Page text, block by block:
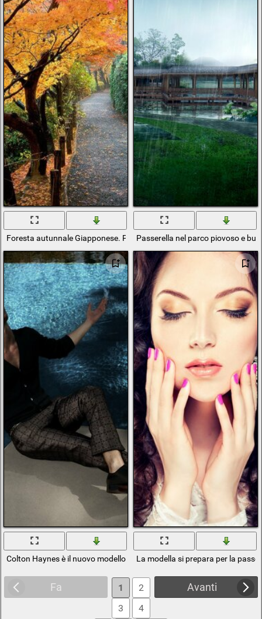
Foresta autunnale Giapponese. Passerella nel parco
Passerella nel parco piovoso e
Colton Haynes è il nuovo modello di passerellaLa modella si prepara per la
Fa Avanti
1
2
3
4